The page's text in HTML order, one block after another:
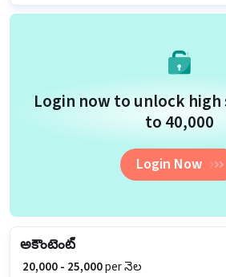
నెలకు ₹35000 వరకు సంపాదించవచ్చు.
Login now to unlock high
to ₹40,000
Login Now
అకౌంటెంట్
₹ 20,000 - 25,000per నెల